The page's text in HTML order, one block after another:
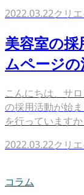
2022.03.22クリ
美容室の
ムページ
こんにちは、サ
の採用活動が始
を行っています
2022.03.22クリ
コラム